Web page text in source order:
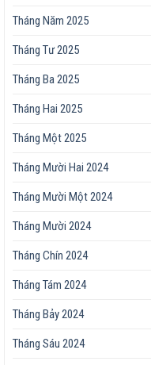
Tháng Năm 2025
Tháng Tư 2025
Tháng Ba 2025
Tháng Hai 2025
Tháng Một 2025
Tháng Mười Hai 2024
Tháng Mười Một 2024
Tháng Mười 2024
Tháng Chín 2024
Tháng Tám 2024
Tháng Bảy 2024
Tháng Sáu 2024